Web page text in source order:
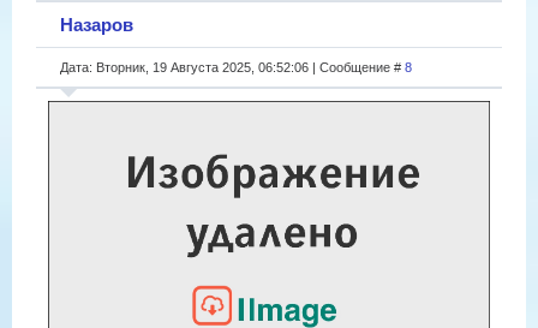
Назаров
Дата: Вторник, 19 Августа 2025, 06:52:06 | Сообщение # 8